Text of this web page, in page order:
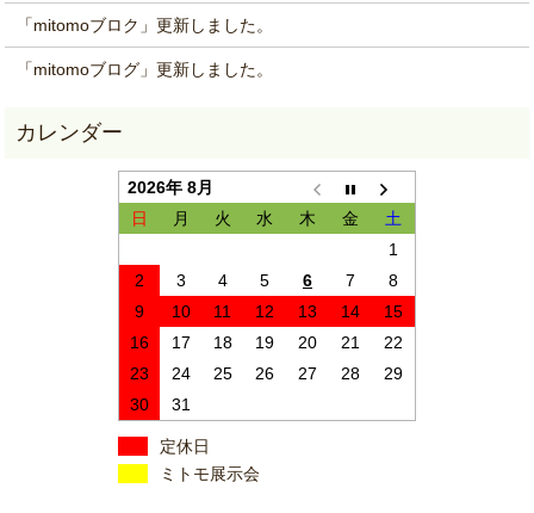
「mitomoブロク」更新しました。
「mitomoブログ」更新しました。
2026年 8月
日
月 火 水 木 金
土
1
2
3 4 5 6 7
8
9
10 11 12 13 14
15
16
17 18 19 20 21
22
23
24 25 26 27 28
29
30
31
定休日
ミトモ展示会